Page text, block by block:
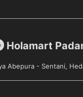
toko untuk melihat
Holamart
Abepura - Sentani,